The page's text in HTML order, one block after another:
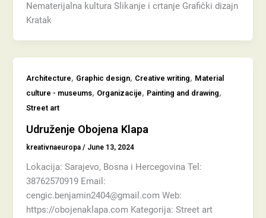
Nematerijalna kultura Slikanje i crtanje Grafički dizajn
Kratak
Architecture, Graphic design, Creative writing, Material
culture - museums, Organizacije, Painting and drawing,
Street art
Udruženje Obojena Klapa
kreativnaeuropa/ June 13, 2024
Lokacija: Sarajevo, Bosna i Hercegovina Tel:
38762570919 Email:
cengic.benjamin2404@gmail.com Web:
https://obojenaklapa.com Kategorija: Street art